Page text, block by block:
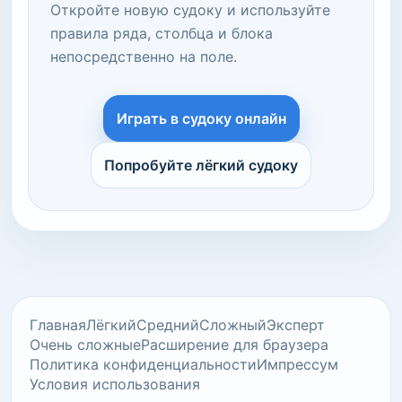
Откройте новую судоку и используйте
правила ряда, столбца и блока
непосредственно на поле.
Играть в судоку онлайн
Попробуйте лёгкий судоку
ГлавнаяЛёгкийСреднийСложныйЭксперт
Очень сложныеРасширение для браузера
Политика конфиденциальностиИмпрессум
Условия использования